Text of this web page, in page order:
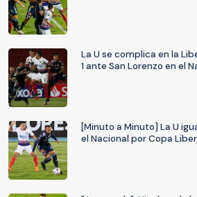
La U se complica en la
1 ante San Lorenzo en el
[Minuto a Minuto] La U
el Nacional por Copa